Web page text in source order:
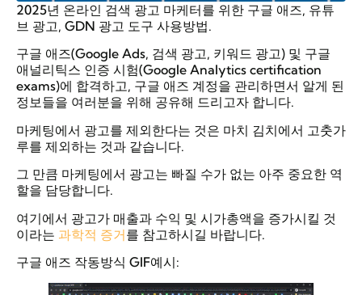
2025년 온라인 검색 광고 마케터를 위한 구글 애즈, 유튜
브 광고, GDN 광고 도구 사용방법.
구글 애즈(Google Ads, 검색 광고, 키워드 광고) 및 구글
애널리틱스 인증 시험(Google Analytics certification
exams)에 합격하고, 구글 애즈 계정을 관리하면서 알게 된
정보들을 여러분을 위해 공유해 드리고자 합니다.
마케팅에서 광고를 제외한다는 것은 마치 김치에서 고춧가
루를 제외하는 것과 같습니다.
그 만큼 마케팅에서 광고는 빠질 수가 없는 아주 중요한 역
할을 담당합니다.
여기에서 광고가 매출과 수익 및 시가총액을 증가시킬 것
이라는 과학적 증거를 참고하시길 바랍니다.
구글 애즈 작동방식 GIF예시: